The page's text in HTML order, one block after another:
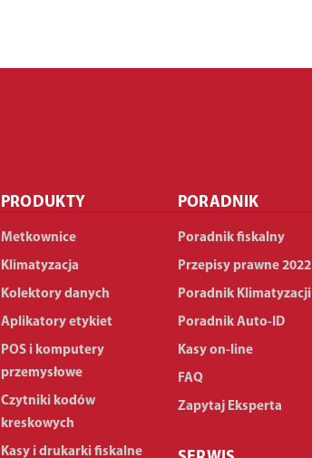
PRODUKTY
Metkownice
Klimatyzacja
Kolektory danych
Aplikatory etykiet
POS i komputery
przemysłowe
Czytniki kodów
kreskowych
Kasy i drukarki fiskalne
PORADNIK
Poradnik fiskalny
Przepisy prawne 2022
Poradnik Klimatyzacji
Poradnik Auto-ID
Kasy on-line
FAQ
Zapytaj Eksperta